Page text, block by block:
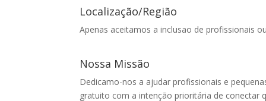
Localização/Região
Apenas aceitamos a inclusao de profissionais
Nossa Missão
Dedicamo-nos a ajudar profissionais e
gratuito com a intenção prioritária de conectar